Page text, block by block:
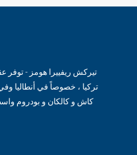
تيركش ريفييرا هومز - توفر
تركيا ، خصوصاً في أنطاليا وفي
كاش و كالكان و بودروم